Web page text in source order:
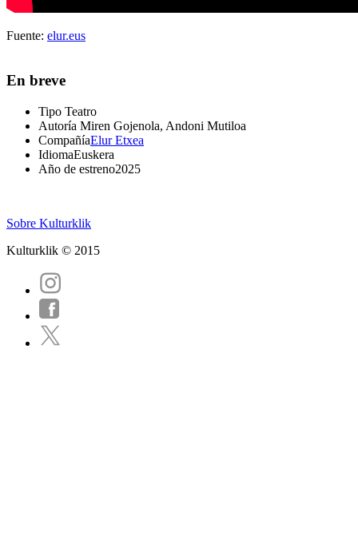
Fuente: elur.eus
En breve
Tipo Teatro
Autoría Miren Gojenola, Andoni Mutiloa
CompañíaElur Etxea
IdiomaEuskera
Año de estreno2025
Sobre Kulturklik
Kulturklik © 2015